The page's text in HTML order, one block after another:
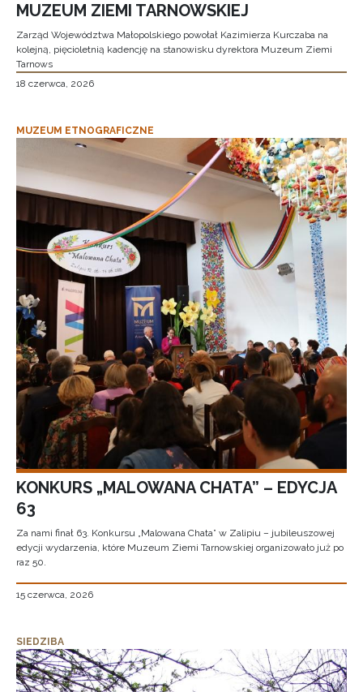
MUZEUM ZIEMI TARNOWSKIEJ
Zarząd Województwa Małopolskiego powołał Kazimierza Kurczaba na
kolejną, pięcioletnią kadencję na stanowisku dyrektora Muzeum Ziemi
Tarnows
18 czerwca, 2026
MUZEUM ETNOGRAFICZNE
KONKURS „MALOWANA CHATA” – EDYCJA
63
Za nami finał 63. Konkursu „Malowana Chata” w Zalipiu – jubileuszowej
edycji wydarzenia, które Muzeum Ziemi Tarnowskiej organizowało już po
raz 50.
15 czerwca, 2026
SIEDZIBA